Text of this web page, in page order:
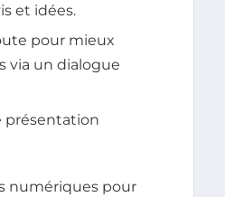
et idées.
pour mieux
via un dialogue
présentation
numériques pour